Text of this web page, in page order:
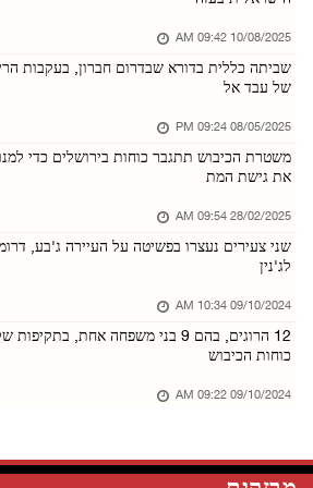
73,384 הרוגים ו־174,242 פצועים מאז תחילת מלחמ ...
08/אוגוסט/2026 01:31 PM
כוחות הכיבוש ערכו חקירות בשטח לעשרות
08/אוגוסט/2026 01:29 PM
ביירות: הוועדה המקצועית של המועצה
07/אוגוסט/2026 08:12 PM
לאחר חידוש האיסור על ביקורי עצורים: אבו
מתנחלים תקפו בתי תושבים בח'רבת
10/08/2025 09:42 AM
שביתה כללית בדורא שבדרום חברון, בעקבות
של עבד אל
08/05/2025 09:24 PM
משטרת הכיבוש תתגבר כוחות בירושלים כדי
את גישת המת
28/02/2025 09:54 AM
שני צעירים נעצרו בפשיטה על העיירה ג'בע,
לג'נין
09/10/2024 10:34 AM
12 הרוגים, בהם 9 בני משפחה אחת, בתקיפות
כוחות הכיבוש
09/10/2024 09:22 AM